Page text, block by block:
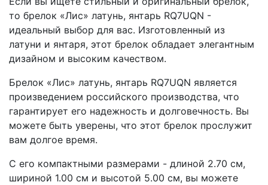
то брелок «Лис» латунь, янтарь RQ7UQN -
идеальный выбор для вас. Изготовленный из
латуни и янтаря, этот брелок обладает элегантным
дизайном и высоким качеством.
Брелок «Лис» латунь, янтарь RQ7UQN является
произведением российского производства, что
гарантирует его надежность и долговечность. Вы
можете быть уверены, что этот брелок прослужит
вам долгое время.
С его компактными размерами - длиной 2.70 см,
шириной 1.00 см и высотой 5.00 см, вы можете